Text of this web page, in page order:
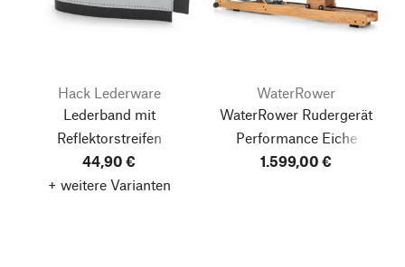
Hack Lederware
Lederband mit
Reflektorstreifen
44,90 €
+ weitere Varianten
WaterRower
WaterRower Rudergerät
Performance Eiche
1.599,00 €